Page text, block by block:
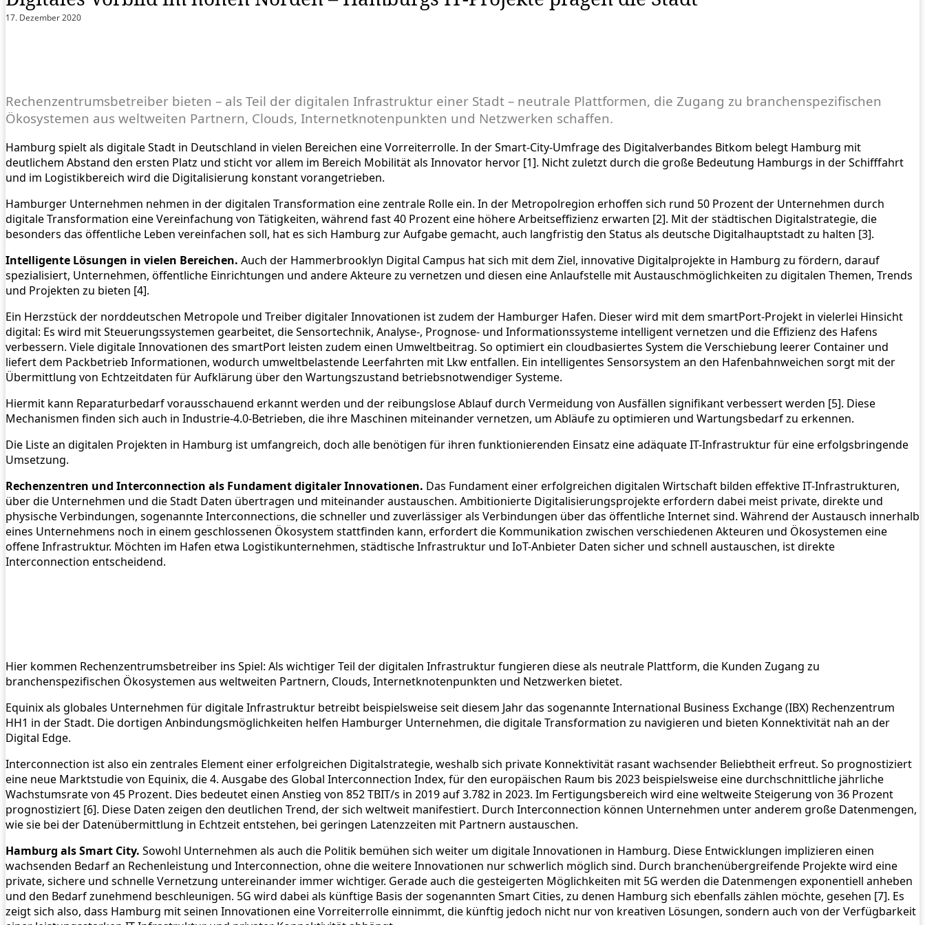
17. Dezember 2020
Rechenzentrumsbetreiber bieten – als Teil der digitalen Infrastruktur einer Stadt – neutrale Plattformen, die Zugang zu branchenspezifischen
Ökosystemen aus weltweiten Partnern, Clouds, Internetknotenpunkten und Netzwerken schaffen.
Hamburg spielt als digitale Stadt in Deutschland in vielen Bereichen eine Vorreiterrolle. In der Smart-City-Umfrage des Digitalverbandes Bitkom belegt Hamburg mit
deutlichem Abstand den ersten Platz und sticht vor allem im Bereich Mobilität als Innovator hervor [1]. Nicht zuletzt durch die große Bedeutung Hamburgs in der Schifffahrt
und im Logistikbereich wird die Digitalisierung konstant vorangetrieben.
Hamburger Unternehmen nehmen in der digitalen Transformation eine zentrale Rolle ein. In der Metropolregion erhoffen sich rund 50 Prozent der Unternehmen durch
digitale Transformation eine Vereinfachung von Tätigkeiten, während fast 40 Prozent eine höhere Arbeitseffizienz erwarten [2]. Mit der städtischen Digitalstrategie, die
besonders das öffentliche Leben vereinfachen soll, hat es sich Hamburg zur Aufgabe gemacht, auch langfristig den Status als deutsche Digitalhauptstadt zu halten [3].
Intelligente Lösungen in vielen Bereichen. Auch der Hammerbrooklyn Digital Campus hat sich mit dem Ziel, innovative Digitalprojekte in Hamburg zu fördern, darauf
spezialisiert, Unternehmen, öffentliche Einrichtungen und andere Akteure zu vernetzen und diesen eine Anlaufstelle mit Austauschmöglichkeiten zu digitalen Themen, Trends
und Projekten zu bieten [4].
Ein Herzstück der norddeutschen Metropole und Treiber digitaler Innovationen ist zudem der Hamburger Hafen. Dieser wird mit dem smartPort-Projekt in vielerlei Hinsicht
digital: Es wird mit Steuerungssystemen gearbeitet, die Sensortechnik, Analyse-, Prognose- und Informationssysteme intelligent vernetzen und die Effizienz des Hafens
verbessern. Viele digitale Innovationen des smartPort leisten zudem einen Umweltbeitrag. So optimiert ein cloudbasiertes System die Verschiebung leerer Container und
liefert dem Packbetrieb Informationen, wodurch umweltbelastende Leerfahrten mit Lkw entfallen. Ein intelligentes Sensorsystem an den Hafenbahnweichen sorgt mit der
Übermittlung von Echtzeitdaten für Aufklärung über den Wartungszustand betriebsnotwendiger Systeme.
Hiermit kann Reparaturbedarf vorausschauend erkannt werden und der reibungslose Ablauf durch Vermeidung von Ausfällen signifikant verbessert werden [5]. Diese
Mechanismen finden sich auch in Industrie-4.0-Betrieben, die ihre Maschinen miteinander vernetzen, um Abläufe zu optimieren und Wartungsbedarf zu erkennen.
Die Liste an digitalen Projekten in Hamburg ist umfangreich, doch alle benötigen für ihren funktionierenden Einsatz eine adäquate IT-Infrastruktur für eine erfolgsbringende
Umsetzung.
Rechenzentren und Interconnection als Fundament digitaler Innovationen. Das Fundament einer erfolgreichen digitalen Wirtschaft bilden effektive IT-Infrastrukturen,
über die Unternehmen und die Stadt Daten übertragen und miteinander austauschen. Ambitionierte Digitalisierungsprojekte erfordern dabei meist private, direkte und
physische Verbindungen, sogenannte Interconnections, die schneller und zuverlässiger als Verbindungen über das öffentliche Internet sind. Während der Austausch innerhalb
eines Unternehmens noch in einem geschlossenen Ökosystem stattfinden kann, erfordert die Kommunikation zwischen verschiedenen Akteuren und Ökosystemen eine
offene Infrastruktur. Möchten im Hafen etwa Logistikunternehmen, städtische Infrastruktur und IoT-Anbieter Daten sicher und schnell austauschen, ist direkte
Interconnection entscheidend.
Hier kommen Rechenzentrumsbetreiber ins Spiel: Als wichtiger Teil der digitalen Infrastruktur fungieren diese als neutrale Plattform, die Kunden Zugang zu
branchenspezifischen Ökosystemen aus weltweiten Partnern, Clouds, Internetknotenpunkten und Netzwerken bietet.
Equinix als globales Unternehmen für digitale Infrastruktur betreibt beispielsweise seit diesem Jahr das sogenannte International Business Exchange (IBX) Rechenzentrum
HH1 in der Stadt. Die dortigen Anbindungsmöglichkeiten helfen Hamburger Unternehmen, die digitale Transformation zu navigieren und bieten Konnektivität nah an der
Digital Edge.
Interconnection ist also ein zentrales Element einer erfolgreichen Digitalstrategie, weshalb sich private Konnektivität rasant wachsender Beliebtheit erfreut. So prognostiziert
eine neue Marktstudie von Equinix, die 4. Ausgabe des Global Interconnection Index, für den europäischen Raum bis 2023 beispielsweise eine durchschnittliche jährliche
Wachstumsrate von 45 Prozent. Dies bedeutet einen Anstieg von 852 TBIT/s in 2019 auf 3.782 in 2023. Im Fertigungsbereich wird eine weltweite Steigerung von 36 Prozent
prognostiziert [6]. Diese Daten zeigen den deutlichen Trend, der sich weltweit manifestiert. Durch Interconnection können Unternehmen unter anderem große Datenmengen,
wie sie bei der Datenübermittlung in Echtzeit entstehen, bei geringen Latenzzeiten mit Partnern austauschen.
Hamburg als Smart City. Sowohl Unternehmen als auch die Politik bemühen sich weiter um digitale Innovationen in Hamburg. Diese Entwicklungen implizieren einen
wachsenden Bedarf an Rechenleistung und Interconnection, ohne die weitere Innovationen nur schwerlich möglich sind. Durch branchenübergreifende Projekte wird eine
private, sichere und schnelle Vernetzung untereinander immer wichtiger. Gerade auch die gesteigerten Möglichkeiten mit 5G werden die Datenmengen exponentiell anheben
und den Bedarf zunehmend beschleunigen. 5G wird dabei als künftige Basis der sogenannten Smart Cities, zu denen Hamburg sich ebenfalls zählen möchte, gesehen [7]. Es
zeigt sich also, dass Hamburg mit seinen Innovationen eine Vorreiterrolle einnimmt, die künftig jedoch nicht nur von kreativen Lösungen, sondern auch von der Verfügbarkeit